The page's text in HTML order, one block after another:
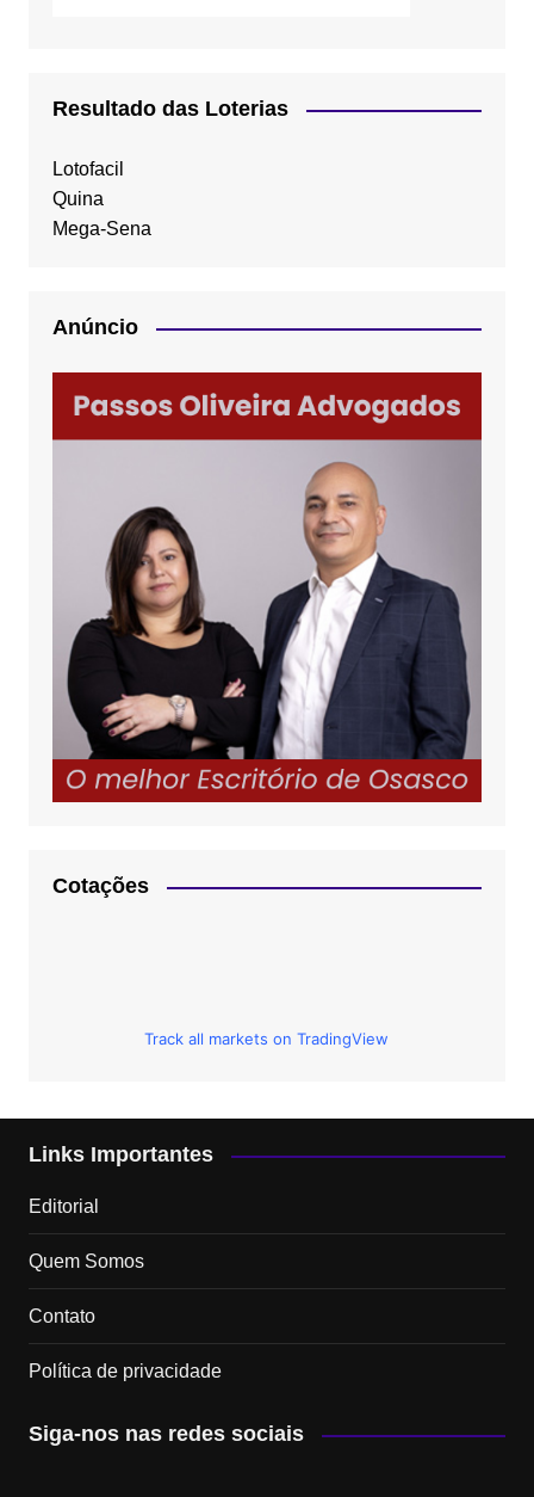
Resultado das Loterias
Lotofacil
Quina
Mega-Sena
Anúncio
Cotações
Track all markets on TradingView
Links Importantes
Editorial
Quem Somos
Contato
Política de privacidade
Siga-nos nas redes sociais